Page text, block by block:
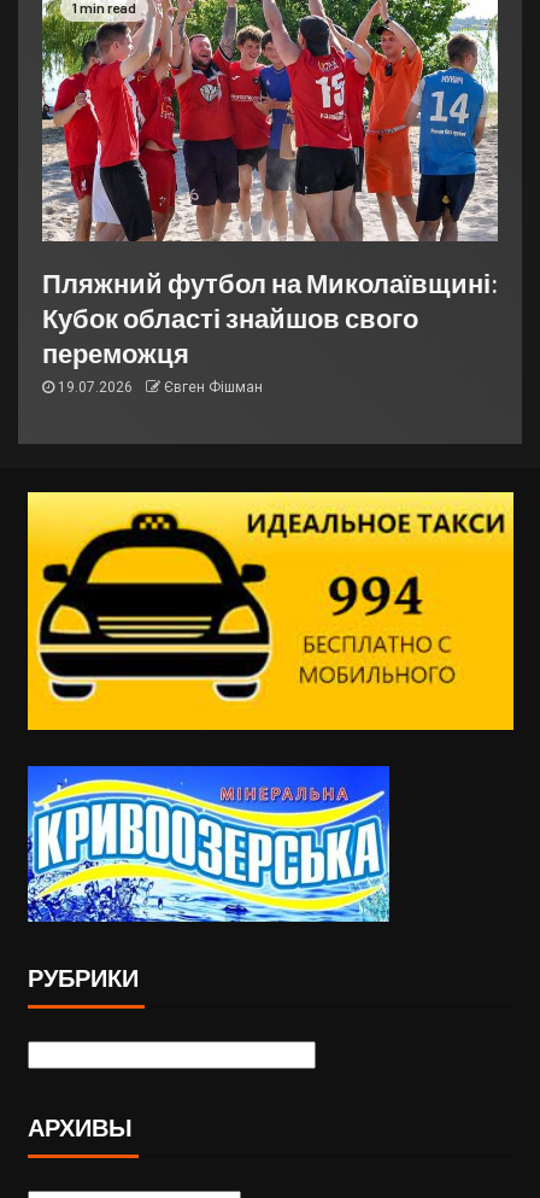
1 min read
Пляжний футбол на Миколаївщині:
Кубок області знайшов свого
переможця
19.07.2026 Євген Фішман
РУБРИКИ
АРХИВЫ